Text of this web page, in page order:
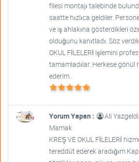
filesi montajı talebinde
saatte hızlıca geldiler.
ve iş ahlakına gösterdikleri
olduğunu kanıtladı. Söz
OKUL FİLELERİ işlemini
tamamladılar. Herkese gönül
ederim.
Yorum Yapan : Ali
Mamak
KREŞ VE OKUL FİLELERİ
tereddüt ederek aradığım